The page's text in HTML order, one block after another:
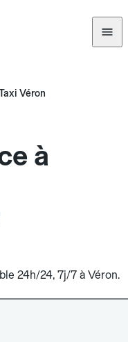
Véron
à
24h/24, 7j/7 à Véron.